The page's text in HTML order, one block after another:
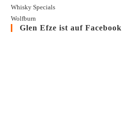
Whisky Specials
Wolfburn
Glen Efze ist auf Facebook